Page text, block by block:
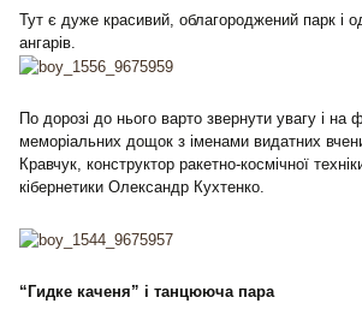
Тут є дуже красивий, облагороджений парк і
ангарів.
По дорозі до нього варто звернути увагу і на
меморіальних дощок з іменами видатних
Кравчук, конструктор ракетно-космічної
кібернетики Олександр Кухтенко.
“Гидке каченя” і танцююча пара